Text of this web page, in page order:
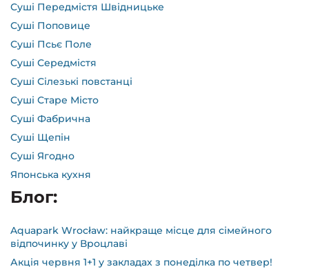
Суші Передмістя Швідницьке
Суші Поповице
Суші Псьє Поле
Суші Середмістя
Суші Сілезькі повстанці
Суші Старе Місто
Суші Фабрична
Суші Щепін
Суші Ягодно
Японська кухня
Блог:
Aquapark Wrocław: найкраще місце для сімейного
відпочинку у Вроцлаві
Акція червня 1+1 у закладах з понеділка по четвер!